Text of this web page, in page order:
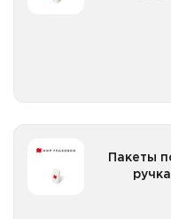
Пакеты
Пакеты